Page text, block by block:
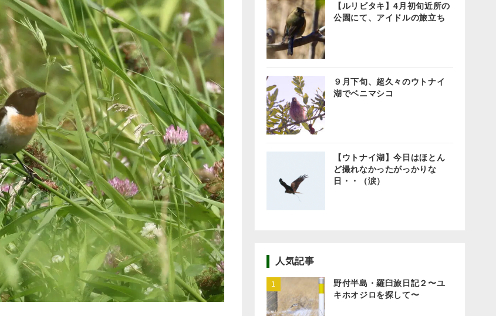
【ルリビタキ】4月初旬近所の
公園にて、アイドルの旅立ち
９月下旬、超久々のウトナイ
湖でベニマシコ
【ウトナイ湖】今日はほとん
ど撮れなかったがっかりな
日・・（涙）
人気記事
野付半島・羅臼旅日記２〜ユ
キホオジロを探して〜